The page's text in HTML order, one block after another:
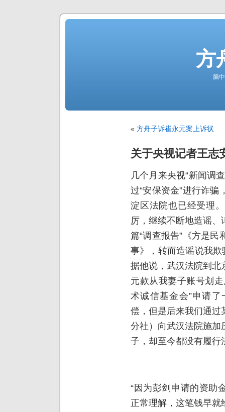
方
脑
« 方舟子诉崔永元案上诉状
关于央视记者王志
几个月来央视“新闻调
过“安保资金”进行诈
淀区法院也已经受理
厉，继续不断地造谣
篇“调查报告”《方是
事》，转而造谣说我欺
据他说，武汉法院到北
元款从我妻子账号划
术诚信基金会”申请
偿，但是后来我们通过
分社）向武汉法院施加
子，却至今都没有履行
“因为彭剑申请的资助
正常理解，这笔钱早